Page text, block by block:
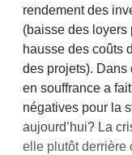
rendement des
(baisse des loyers
hausse des coûts
des projets). Dans
en souffrance a
négatives pour la
aujourd’hui? La
elle plutôt derrière